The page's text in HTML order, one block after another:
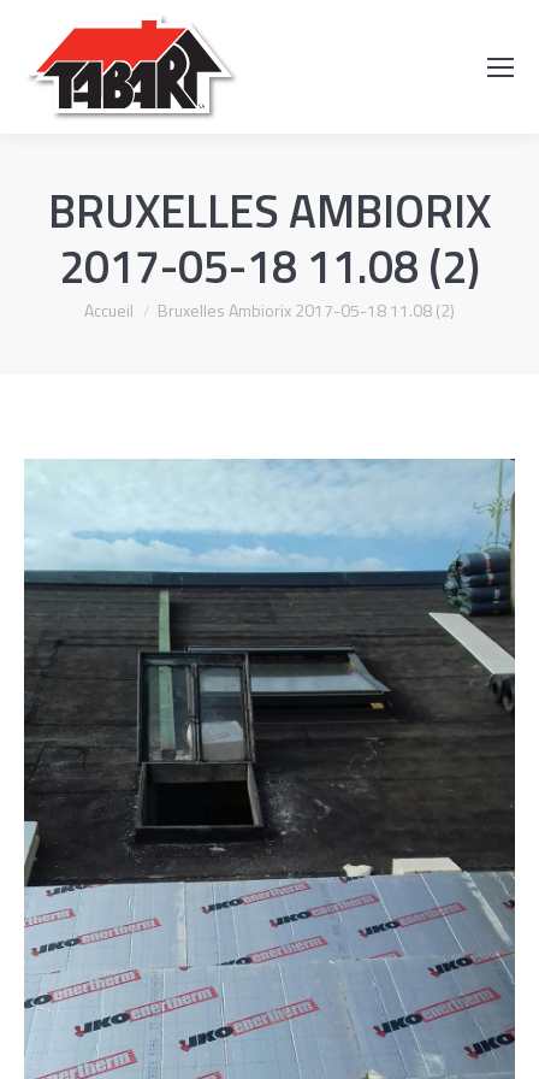
BRUXELLES AMBIORIX
2017-05-18 11.08 (2)
Vous êtes ici :
Accueil Bruxelles Ambiorix 2017-05-18 11.08 (2)